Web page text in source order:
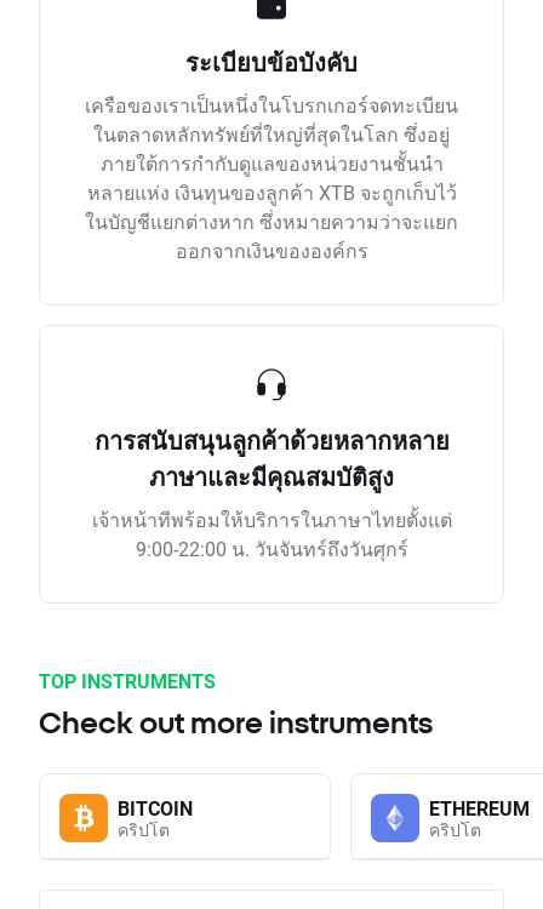
ระเบียบข้อบังคับ
เครือของเราเป็นหนึ่งในโบรกเกอร์จดทะเบียน
ในตลาดหลักทรัพย์ที่ใหญ่ที่สุดในโลก ซึ่งอยู่
ภายใต้การกำกับดูแลของหน่วยงานชั้นนำ
หลายแห่ง เงินทุนของลูกค้า XTB จะถูกเก็บไว้
ในบัญชีแยกต่างหาก ซึ่งหมายความว่าจะแยก
ออกจากเงินขององค์กร
การสนับสนุนลูกค้าด้วยหลากหลาย
ภาษาและมีคุณสมบัติสูง
เจ้าหน้าทีพร้อมให้บริการในภาษาไทยตั้งแต่
9:00-22:00 น. วันจันทร์ถึงวันศุกร์
TOP INSTRUMENTS
Check out more instruments
BITCOIN
คริปโต
ETHEREUM
คริปโต